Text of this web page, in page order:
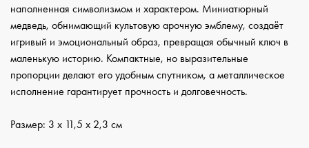
наполненная символизмом и характером. Миниатюрный
медведь, обнимающий культовую арочную эмблему, создаёт
игривый и эмоциональный образ, превращая обычный ключ в
маленькую историю. Компактные, но выразительные
пропорции делают его удобным спутником, а металлическое
исполнение гарантирует прочность и долговечность.
Размер: 3 х 11,5 х 2,3 см